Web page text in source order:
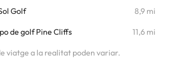
Golf 8,9 mi
de golf Pine Cliffs 11,6 mi
viatge a la realitat poden variar.